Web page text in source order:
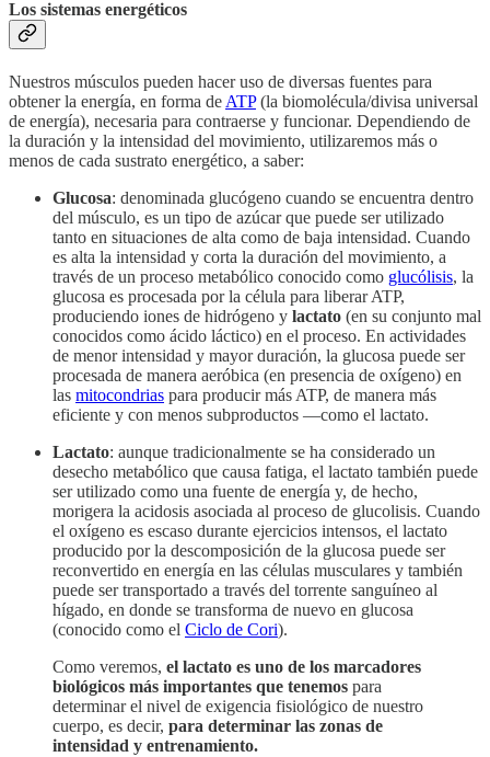
Los sistemas energéticos
Nuestros músculos pueden hacer uso de diversas fuentes para
obtener la energía, en forma de ATP(la biomolécula/divisa universal
de energía), necesaria para contraerse y funcionar. Dependiendo de
la duración y la intensidad del movimiento, utilizaremos más o
menos de cada sustrato energético, a saber:
Glucosa: denominada glucógeno cuando se encuentra dentro
del músculo, es un tipo de azúcar que puede ser utilizado
tanto en situaciones de alta como de baja intensidad. Cuando
es alta la intensidad y corta la duración del movimiento, a
través de un proceso metabólico conocido como glucólisis, la
glucosa es procesada por la célula para liberar ATP,
produciendo iones de hidrógeno y lactato (en su conjunto mal
conocidos como ácido láctico) en el proceso. En actividades
de menor intensidad y mayor duración, la glucosa puede ser
procesada de manera aeróbica (en presencia de oxígeno) en
las mitocondrias para producir más ATP, de manera más
eficiente y con menos subproductos —como el lactato.
Lactato: aunque tradicionalmente se ha considerado un
desecho metabólico que causa fatiga, el lactato también puede
ser utilizado como una fuente de energía y, de hecho,
morigera la acidosis asociada al proceso de glucolisis. Cuando
el oxígeno es escaso durante ejercicios intensos, el lactato
producido por la descomposición de la glucosa puede ser
reconvertido en energía en las células musculares y también
puede ser transportado a través del torrente sanguíneo al
hígado, en donde se transforma de nuevo en glucosa
(conocido como el Ciclo de Cori).
Como veremos, el lactato es uno de los marcadores
biológicos más importantes que tenemos para
determinar el nivel de exigencia fisiológico de nuestro
cuerpo, es decir, para determinar las zonas de
intensidad y entrenamiento.